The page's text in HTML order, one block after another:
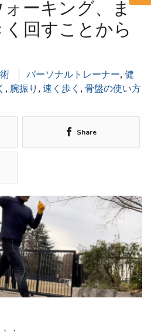
ーキング、ま
回すことから
パーソナルトレーナー, 健
, 腕振り , 速く歩く , 骨盤の使い方
Share
、